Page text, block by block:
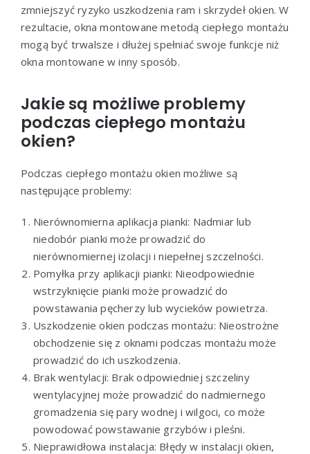
zmniejszyć ryzyko uszkodzenia ram i skrzydeł okien. W
rezultacie, okna montowane metodą ciepłego montażu
mogą być trwalsze i dłużej spełniać swoje funkcje niż
okna montowane w inny sposób.
Jakie są możliwe problemy
podczas ciepłego montażu
okien?
Podczas ciepłego montażu okien możliwe są
następujące problemy:
Nierównomierna aplikacja pianki: Nadmiar lub
niedobór pianki może prowadzić do
nierównomiernej izolacji i niepełnej szczelności.
Pomyłka przy aplikacji pianki: Nieodpowiednie
wstrzyknięcie pianki może prowadzić do
powstawania pęcherzy lub wycieków powietrza.
Uszkodzenie okien podczas montażu: Nieostrożne
obchodzenie się z oknami podczas montażu może
prowadzić do ich uszkodzenia.
Brak wentylacji: Brak odpowiedniej szczeliny
wentylacyjnej może prowadzić do nadmiernego
gromadzenia się pary wodnej i wilgoci, co może
powodować powstawanie grzybów i pleśni.
Nieprawidłowa instalacja: Błędy w instalacji okien,